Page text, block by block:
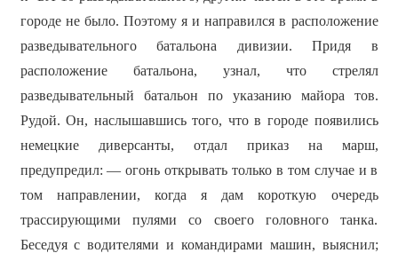
городе не было. Поэтому я и направился в расположение
разведывательного батальона дивизии. Придя в
расположение батальона, узнал, что стрелял
разведывательный батальон по указанию майора тов.
Рудой. Он, наслышавшись того, что в городе появились
немецкие диверсанты, отдал приказ на марш,
предупредил: — огонь открывать только в том случае и в
том направлении, когда я дам короткую очередь
трассирующими пулями со своего головного танка.
Беседуя с водителями и командирами машин, выяснил;